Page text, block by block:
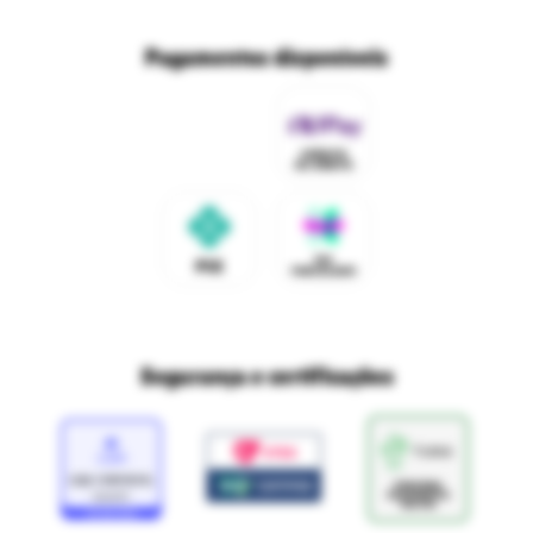
Mapa do site
Navegue na Rihappy
Marcas parceiras
Seja um franqueado
Proteja seus dados
Política de Trocas e Devoluções Ri Happy
Termos de uso e navegação
Marketplace - Termos e condições
Compra segura
Aviso sobre cookies
Pagamentos disponíveis
Segurança e certificações